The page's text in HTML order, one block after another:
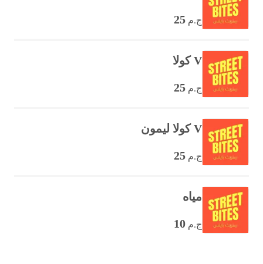
ج.م 25
V كولا
ج.م 25
V كولا ليمون
ج.م 25
مياه
ج.م 10